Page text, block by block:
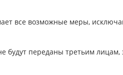
все возможные меры,
будут переданы третьим